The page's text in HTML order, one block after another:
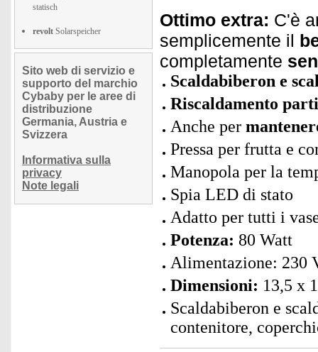
statisch
revolt Solarspeicher
Sito web di servizio e
supporto del marchio
Cybaby per le aree di
distribuzione
Germania, Austria e
Svizzera
Informativa sulla
privacy
Note legali
Ottimo extra: C'è
semplicemente il
completamente
Scaldabiberon e
Riscaldamento
Anche per
Pressa per frutta e
Manopola per la
Spia LED di stato
Adatto per tutti i
Potenza: 80 Watt
Alimentazione: 230
Dimensioni: 13,5 x
Scaldabiberon e
contenitore,